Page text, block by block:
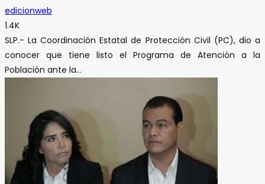
edicionweb
1.4K
SLP.- La Coordinación Estatal de Protección Civil (PC), dio a
conocer que tiene listo el Programa de Atención a la
Población ante la...